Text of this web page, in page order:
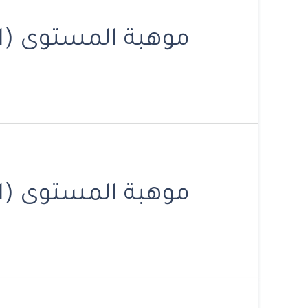
موهبة المستوى
موهبة المستوى